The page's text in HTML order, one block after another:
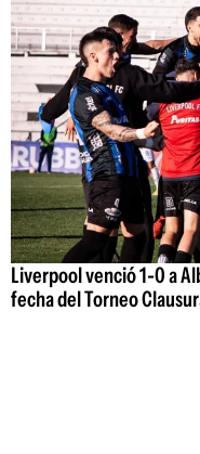
Liverpool venció 1-0 a
fecha del Torneo